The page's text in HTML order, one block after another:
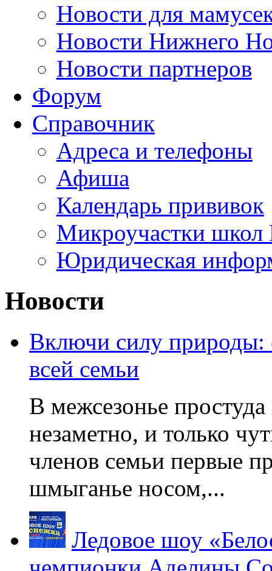
Новости для
Новости Нижнего
Новости партнеров
Форум
Справочник
Адреса и телефоны
Афиша
Календарь прививок
Микроучастки школ
Юридическая
Новости
Включи силу
всей семьи
В межсезонье
незаметно, и только
членов семьи первые
шмыганье носом,...
Ледовое шоу